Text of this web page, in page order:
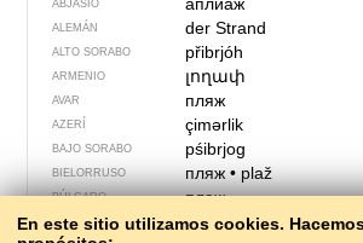
ABJASIO
ALEMÁN der Strand
ALTO SORABO přibrjóh
ARMENIO լողափ
AVAR пляж
AZERÍ çimərlik
BAJO SORABO pśibrjog
BIELORRUSO пляж• plaž
BÚLGARO плаж
CASUBIO gòłobrzég
En este sitio utilizamos cookies.